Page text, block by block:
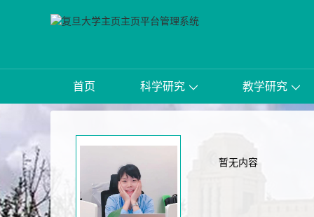
首页 科学研究 教学研究
暂无内容